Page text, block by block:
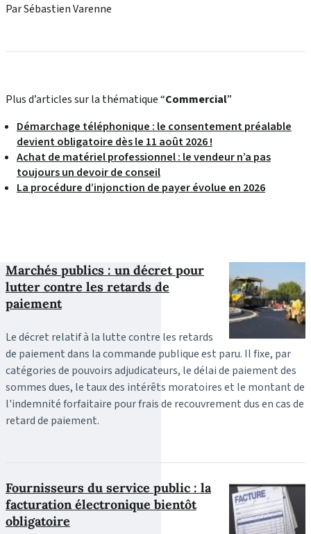
Par Sébastien Varenne
Plus d’articles sur la thématique “Commercial”
Démarchage téléphonique : le consentement préalable
devient obligatoire dès le 11 août 2026 !
Achat de matériel professionnel : le vendeur n’a pas
toujours un devoir de conseil
La procédure d’injonction de payer évolue en 2026
Marchés publics : un décret pour
lutter contre les retards de
paiement
Le décret relatif à la lutte contre les retards
de paiement dans la commande publique est paru. Il fixe, par
catégories de pouvoirs adjudicateurs, le délai de paiement des
sommes dues, le taux des intérêts moratoires et le montant de
l'indemnité forfaitaire pour frais de recouvrement dus en cas de
retard de paiement.
Fournisseurs du service public : la
facturation électronique bientôt
obligatoire